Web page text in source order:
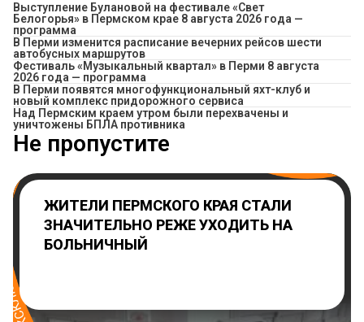
Выступление Булановой на фестивале «Свет
Белогорья» в Пермском крае 8 августа 2026 года —
программа
​В Перми изменится расписание вечерних рейсов шести
автобусных маршрутов
Фестиваль «Музыкальный квартал» в Перми 8 августа
2026 года — программа
В Перми появятся многофункциональный яхт-клуб и
новый комплекс придорожного сервиса
Над Пермским краем утром были перехвачены и
уничтожены БПЛА противника
Не пропустите
ЖИТЕЛИ ПЕРМСКОГО КРАЯ СТАЛИ
ЗНАЧИТЕЛЬНО РЕЖЕ УХОДИТЬ НА
БОЛЬНИЧНЫЙ